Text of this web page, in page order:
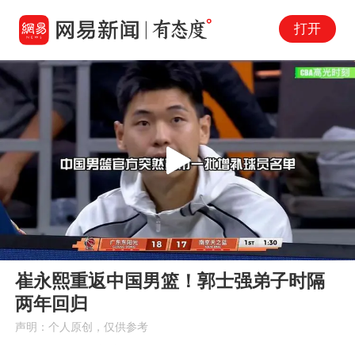
打开
00:00 01:20
Play
崔永熙重返中国男篮！郭士强弟子时隔
两年回归
声明：个人原创，仅供参考